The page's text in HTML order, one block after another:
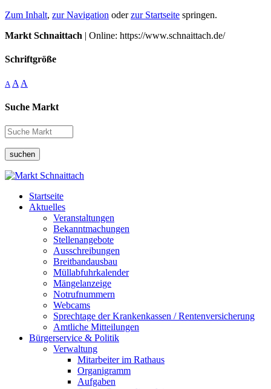
Zum Inhalt, zur Navigation oderzur Startseite springen.
Markt Schnaittach | Online: https://www.schnaittach.de/
Schriftgröße
A A A
Suche Markt
suchen
Startseite
Aktuelles
Veranstaltungen
Bekanntmachungen
Stellenangebote
Ausschreibungen
Breitbandausbau
Müllabfuhrkalender
Mängelanzeige
Notrufnummern
Webcams
Sprechtage der Krankenkassen / Rentenversicherung
Amtliche Mitteilungen
Bürgerservice & Politik
Verwaltung
Mitarbeiter im Rathaus
Organigramm
Aufgaben